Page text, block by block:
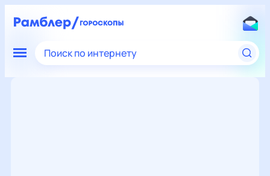
Поиск по интернету